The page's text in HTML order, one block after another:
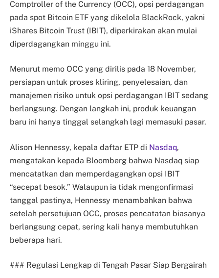
Comptroller of the Currency (OCC), opsi perdagangan
pada spot Bitcoin ETF yang dikelola BlackRock, yakni
iShares Bitcoin Trust (IBIT), diperkirakan akan mulai
diperdagangkan minggu ini.
Menurut memo OCC yang dirilis pada 18 November,
persiapan untuk proses kliring, penyelesaian, dan
manajemen risiko untuk opsi perdagangan IBIT sedang
berlangsung. Dengan langkah ini, produk keuangan
baru ini hanya tinggal selangkah lagi memasuki pasar.
Alison Hennessy, kepala daftar ETP di Nasdaq,
mengatakan kepada Bloomberg bahwa Nasdaq siap
mencatatkan dan memperdagangkan opsi IBIT
“secepat besok.” Walaupun ia tidak mengonfirmasi
tanggal pastinya, Hennessy menambahkan bahwa
setelah persetujuan OCC, proses pencatatan biasanya
berlangsung cepat, sering kali hanya membutuhkan
beberapa hari.
### Regulasi Lengkap di Tengah Pasar Siap Bergairah